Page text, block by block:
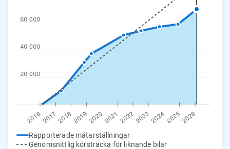
Rapporterade mätarställningar
Genomsnittlig körsträcka för liknande bilar